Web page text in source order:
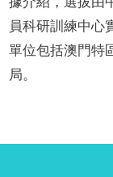
員科研訓練中心
單位包括澳門特
局。